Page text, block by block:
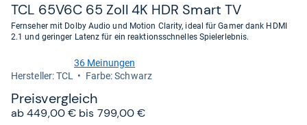
und
TCL 65V6C 65 Zoll 4K HDR Smart TV
Fernseher mit Dolby Audio und Motion Clarity, ideal für Gamer dank HDMI
2.1 und geringer Latenz für ein reaktionsschnelles Spielerlebnis.
von
5
Sternen
36 Meinungen
Her­stel­ler: TCL
Farbe: Schwarz
Preis­ver­gleich
ab 449,00 € bis 799,00 €